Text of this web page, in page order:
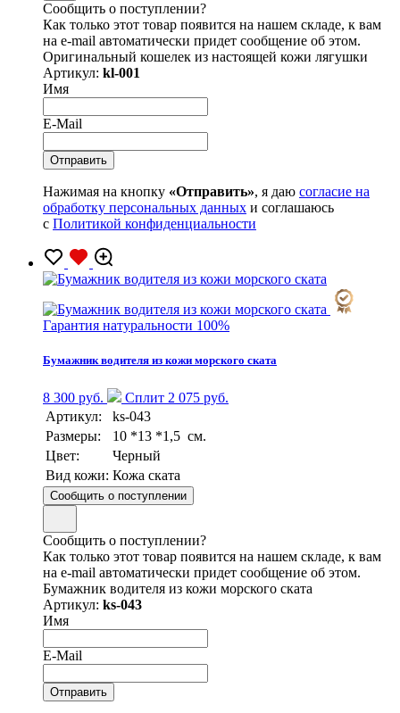
Сообщить о поступлении?
Как только этот товар появится на нашем складе, к вам
на e-mail автоматически придет сообщение об этом.
Оригинальный кошелек из настоящей кожи лягушки
Артикул: kl-001
Имя
E-Mail
Нажимая на кнопку «Отправить», я даю согласие на
обработку персональных данных и соглашаюсь
с Политикой конфиденциальности
Гарантия натуральности 100%
Бумажник водителя из кожи морского ската
8 300 руб.
Сплит 2 075 руб.
Артикул:
ks-043
Размеры:
10 *13 *1,5 см.
Цвет:
Черный
Вид кожи: Кожа ската
Сообщить о поступлении
Сообщить о поступлении?
Как только этот товар появится на нашем складе, к вам
на e-mail автоматически придет сообщение об этом.
Бумажник водителя из кожи морского ската
Артикул: ks-043
Имя
E-Mail